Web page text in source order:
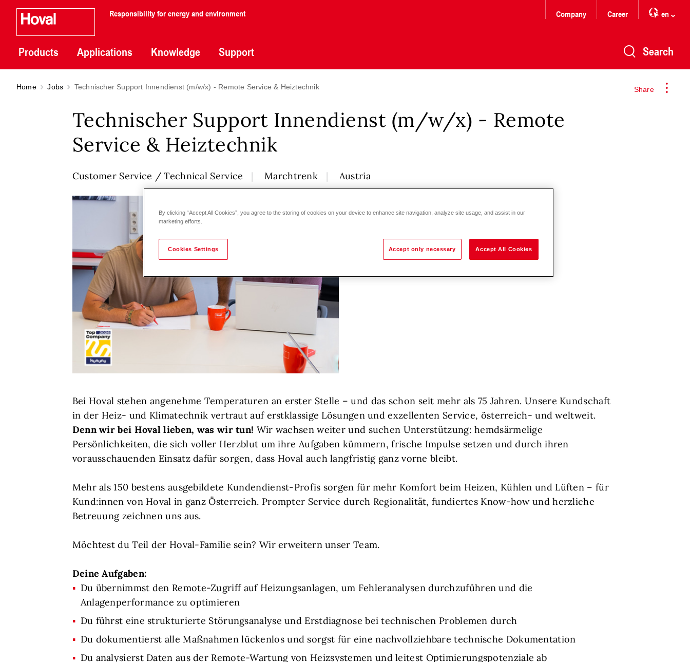
Responsibility for energy and environment
Products Applications Knowledge Support
Company Career en
Search
Share
Home Jobs Technischer Support Innendienst (m/w/x) - Remote Service & Heiztechnik
Technischer Support Innendienst (m/w/x) - Remote
Service & Heiztechnik
Customer Service / Technical Service Marchtrenk Austria
Bei Hoval stehen angenehme Temperaturen an erster Stelle – und das schon seit mehr als 75 Jahren. Unsere Kundschaft
in der Heiz- und Klimatechnik vertraut auf erstklassige Lösungen und exzellenten Service, österreich- und weltweit.
Denn wir bei Hoval lieben, was wir tun! Wir wachsen weiter und suchen Unterstützung: hemdsärmelige
Persönlichkeiten, die sich voller Herzblut um ihre Aufgaben kümmern, frische Impulse setzen und durch ihren
vorausschauenden Einsatz dafür sorgen, dass Hoval auch langfristig ganz vorne bleibt.
Mehr als 150 bestens ausgebildete Kundendienst-Profis sorgen für mehr Komfort beim Heizen, Kühlen und Lüften – für
Kund:innen von Hoval in ganz Österreich. Prompter Service durch Regionalität, fundiertes Know-how und herzliche
Betreuung zeichnen uns aus.
Möchtest du Teil der Hoval-Familie sein? Wir erweitern unser Team.
Deine Aufgaben:
Du übernimmst den Remote-Zugriff auf Heizungsanlagen, um Fehleranalysen durchzuführen und die
Anlagenperformance zu optimieren
Du führst eine strukturierte Störungsanalyse und Erstdiagnose bei technischen Problemen durch
Du dokumentierst alle Maßnahmen lückenlos und sorgst für eine nachvollziehbare technische Dokumentation
Du analysierst Daten aus der Remote-Wartung von Heizsystemen und leitest Optimierungspotenziale ab
By clicking “Accept All Cookies”, you agree to the storing of cookies on your device to enhance site navigation, analyze site usage, and assist in our
marketing efforts.
Cookies Settings Accept only necessary Accept All Cookies